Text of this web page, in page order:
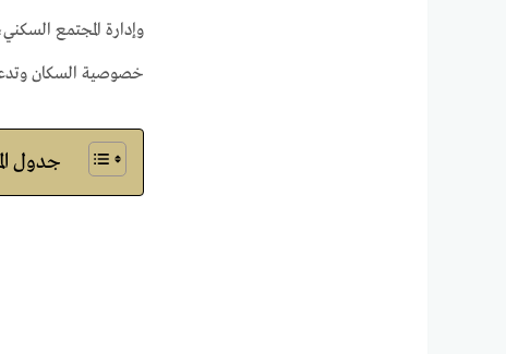
وإدارة المجتمع
خصوصية السكان
جدول